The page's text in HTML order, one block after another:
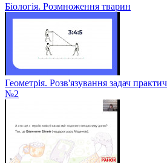
Біологія. Розмноження тварин
Геометрія. Розв'язування задач
№2